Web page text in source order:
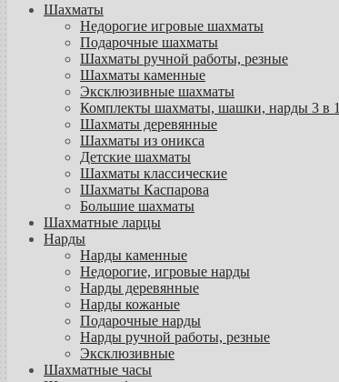
Шахматы
Недорогие игровые шахматы
Подарочные шахматы
Шахматы ручной работы, резные
Шахматы каменные
Эксклюзивные шахматы
Комплекты шахматы, шашки, нарды 3 в 1
Шахматы деревянные
Шахматы из оникса
Детские шахматы
Шахматы классические
Шахматы Каспарова
Большие шахматы
Шахматные ларцы
Нарды
Нарды каменные
Недорогие, игровые нарды
Нарды деревянные
Нарды кожаные
Подарочные нарды
Нарды ручной работы, резные
Эксклюзивные
Шахматные часы